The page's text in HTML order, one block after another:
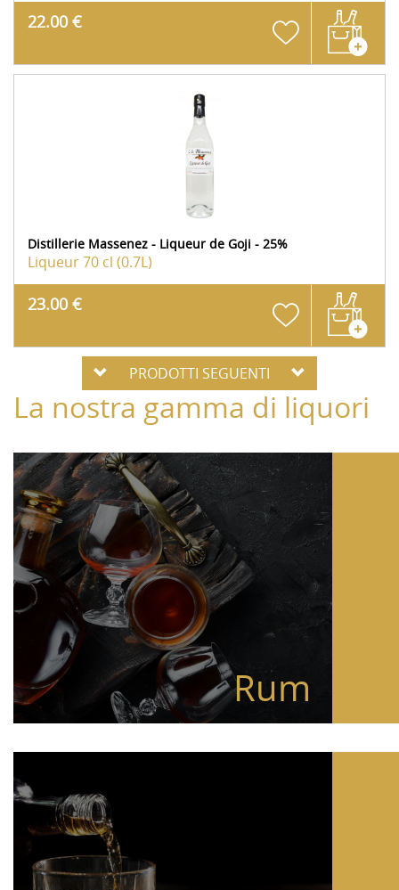
22.00 €
Distillerie Massenez - Liqueur de Goji - 25%
Liqueur70 cl (0.7L)
23.00 €
PRODOTTI SEGUENTI
La nostra gamma di liquori
Rum